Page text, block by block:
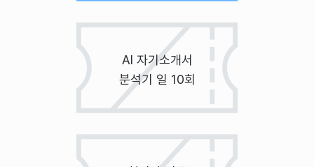
AI 자기소개서
분석기 일 10회